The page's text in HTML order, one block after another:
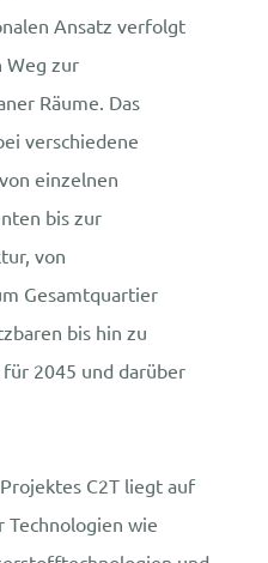
Ansatz verfolgt
Weg zur
Räume. Das
verschiedene
einzelnen
bis zur
von
Gesamtquartier
bis hin zu
2045 und darüber
C2T liegt auf
wie